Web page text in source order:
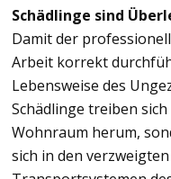
Schädlinge sind
Damit der
Arbeit korrekt
Lebensweise des
Schädlinge treiben
Wohnraum herum,
sich in den